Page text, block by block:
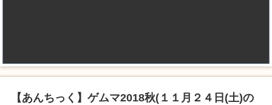
【あんちっく】ゲムマ2018秋(１１月２４日(土)の